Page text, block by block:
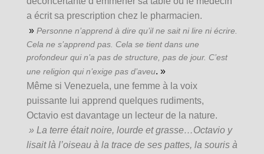
a écrit sa prescription chez le pharmacien.
» Personne n’apprend à dire qu’il ne sait ni lire ni écrire.
Cela ne s’apprend pas. Cela se tient dans une
profondeur qui n’a pas de structure, pas de jour. C’est
une religion qui n’exige pas d’aveu. »
Même si Venezuela, une femme à la voix
puissante lui apprend quelques rudiments,
Octavio est davantage un lecteur de la nature.
» La terre était noire, lourde et grasse…Octavio y
lisait là l’oiseau à la trace de ses pattes, la souris à